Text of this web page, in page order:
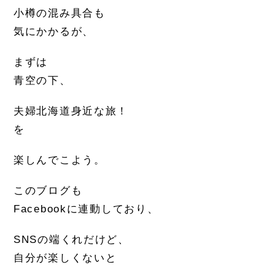
小樽の混み具合も
気にかかるが、
まずは
青空の下、
夫婦北海道身近な旅！
を
楽しんでこよう。
このブログも
Facebookに連動しており、
SNSの端くれだけど、
自分が楽しくないと